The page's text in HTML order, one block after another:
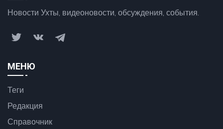
Новости Ухты, видеоновости, обсуждения, события.
МЕНЮ
Теги
Редакция
Справочник